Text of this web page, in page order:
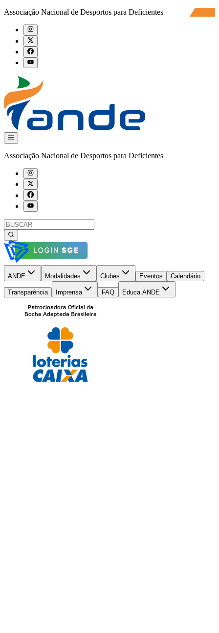
Associação Nacional de Desportos para Deficientes
Associação Nacional de Desportos para Deficientes
ANDE Modalidades Clubes Eventos Calendário
Transparência Imprensa FAQ Educa ANDE